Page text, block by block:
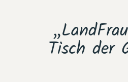
Tisch der